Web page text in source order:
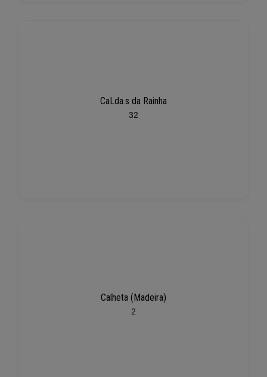
CaLda.s da Rainha
32
Calheta (Madeira)
2